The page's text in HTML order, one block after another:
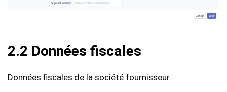
2.2 Données fiscales
Données fiscales de la société fournisseur.